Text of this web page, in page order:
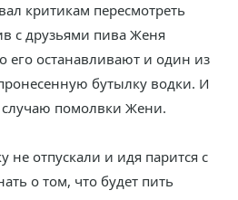
критикам пересмотреть
с друзьями пива Женя
его останавливают и один из
бутылку водки. И
случаю помолвки Жени.
не отпускали и идя парится с
о том, что будет пить